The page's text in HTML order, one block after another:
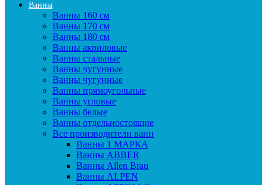
Ванны
Ванны 160 см
Ванны 170 см
Ванны 180 см
Ванны акриловые
Ванны стальные
Ванны чугунные
Ванны чугунные
Ванны прямоугольные
Ванны угловые
Ванны белые
Ванны отдельностоящие
Все производители ванн
Ванны 1 МАРКА
Ванны ABBER
Ванны Allen Brau
Ванны ALPEN